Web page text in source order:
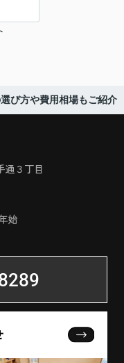
び方や費用相場もご紹介
通３丁目
始